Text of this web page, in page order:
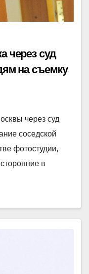
через суд
на съемку
через суд
соседской
фотостудии,
в